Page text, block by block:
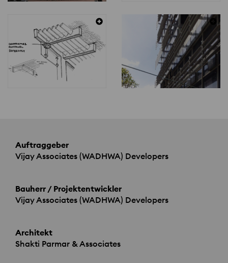
Auftraggeber
Vijay Associates (WADHWA) Developers
Bauherr / Projektentwickler
Vijay Associates (WADHWA) Developers
Architekt
Shakti Parmar & Associates